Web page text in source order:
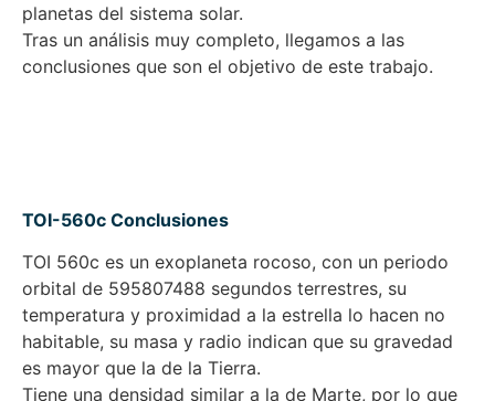
planetas del sistema solar.
Tras un análisis muy completo, llegamos a las
conclusiones que son el objetivo de este trabajo.
TOI-560c Conclusiones
TOI 560c es un exoplaneta rocoso, con un periodo
orbital de 595807488 segundos terrestres, su
temperatura y proximidad a la estrella lo hacen no
habitable, su masa y radio indican que su gravedad
es mayor que la de la Tierra.
Tiene una densidad similar a la de Marte, por lo que